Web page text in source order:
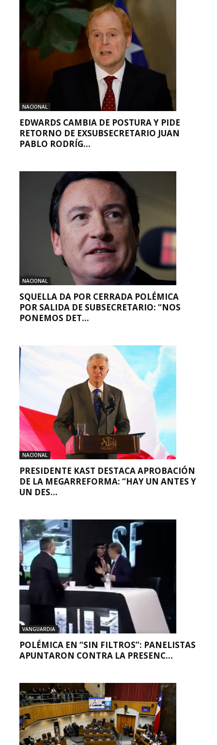
NACIONAL
EDWARDS CAMBIA DE POSTURA Y PIDE
RETORNO DE EXSUBSECRETARIO JUAN
PABLO RODRÍG...
NACIONAL
SQUELLA DA POR CERRADA POLÉMICA
POR SALIDA DE SUBSECRETARIO: “NOS
PONEMOS DET...
NACIONAL
PRESIDENTE KAST DESTACA APROBACIÓN
DE LA MEGARREFORMA: “HAY UN ANTES Y
UN DES...
VANGUARDIA
POLÉMICA EN “SIN FILTROS”: PANELISTAS
APUNTARON CONTRA LA PRESENC...